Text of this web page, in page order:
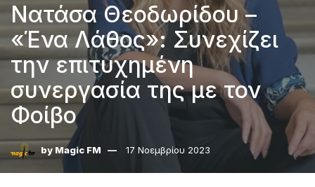
Νατάσα Θεοδωρίδου –
«Ένα Λάθος»: Συνεχίζει
την επιτυχημένη
συνεργασία της με τον
Φοίβο
by Magic FM 17 Νοεμβρίου 2023